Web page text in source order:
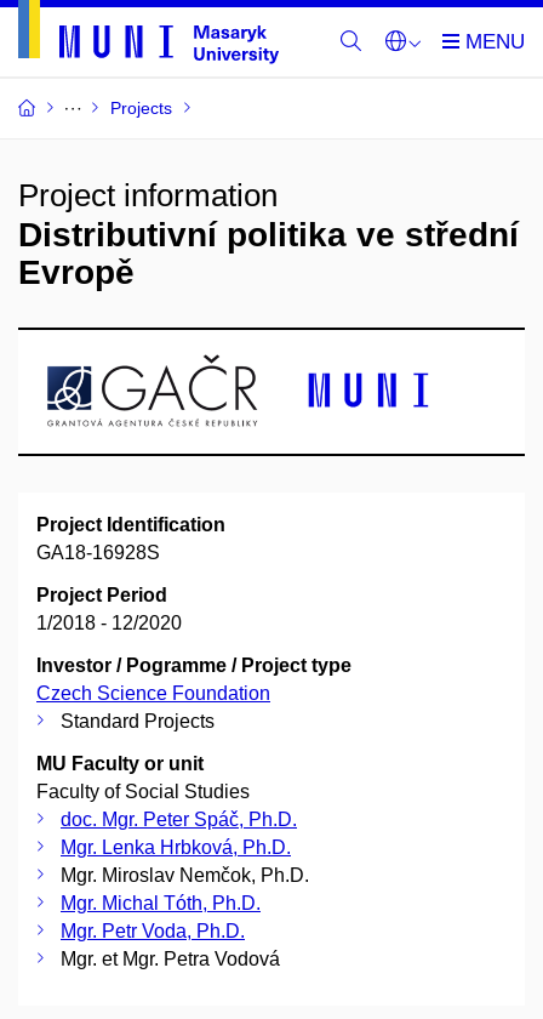
Projects
Project information
Distributivní politika ve střední
Evropě
Project Identification
GA18-16928S
Project Period
1/2018 - 12/2020
Investor / Pogramme / Project type
Czech Science Foundation
Standard Projects
MU Faculty or unit
Faculty of Social Studies
doc. Mgr. Peter Spáč, Ph.D.
Mgr. Lenka Hrbková, Ph.D.
Mgr. Miroslav Nemčok, Ph.D.
Mgr. Michal Tóth, Ph.D.
Mgr. Petr Voda, Ph.D.
Mgr. et Mgr. Petra Vodová